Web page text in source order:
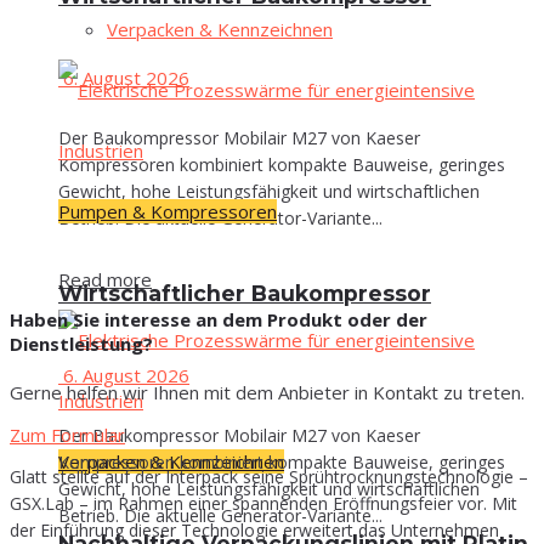
6. August 2026
Der Baukompressor Mobilair M27 von Kaeser
Kompressoren kombiniert kompakte Bauweise, geringes
Gewicht, hohe Leistungsfähigkeit und wirtschaftlichen
Betrieb. Die aktuelle Generator-Variante...
Read more
Verpacken & Kennzeichnen
Ver­pa­cken & Kennzeichnen
Pumpen & Kompressoren
Wirt­schaft­li­cher Baukompressor
6. August 2026
Der Baukompressor Mobilair M27 von Kaeser
Kompressoren kombiniert kompakte Bauweise, geringes
Gewicht, hohe Leistungsfähigkeit und wirtschaftlichen
Betrieb. Die aktuelle Generator-Variante...
Haben Sie interesse an dem Produkt oder der
Dienstleistung?
Gerne helfen wir Ihnen mit dem Anbieter in Kontakt zu treten.
Zum Formular
Glatt stell­te auf der Inter­pack sei­ne Sprüh­trock­nungs­tech­no­lo­gie –
GSX.Lab – im Rah­men einer span­nen­den Eröff­nungs­fei­er vor. Mit
der Ein­füh­rung die­ser Tech­no­lo­gie erwei­tert das Unter­neh­men